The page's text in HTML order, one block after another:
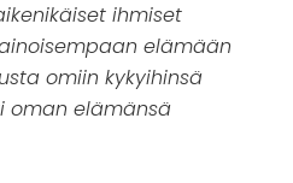
ihmiset
elämään
omiin kykyihinsä
oman elämänsä